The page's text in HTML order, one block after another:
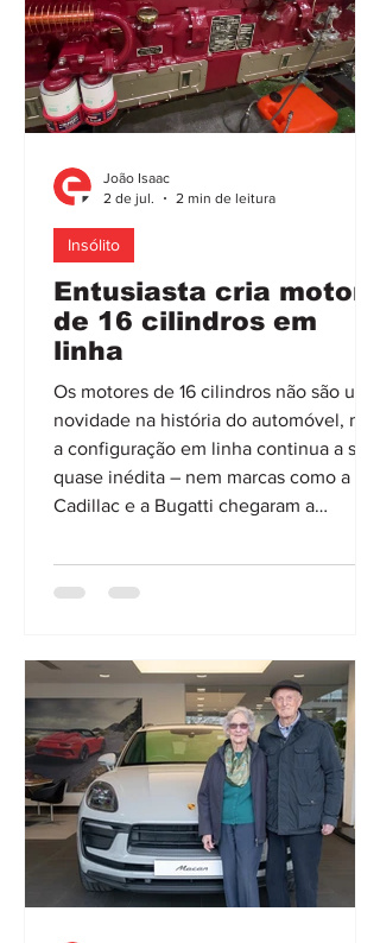
Entusiasta cria motor
de 16 cilindros em
linha
Os motores de 16 cilindros não são uma
novidade na história do automóvel, mas
a configuração em linha continua a ser
quase inédita – nem marcas como a
Cadillac e a Bugatti chegaram a
durante décadas, diversos fabricantes
fizeram este tipo de unidades tanto
Romeo, Auto Union, Cadillac e Bugatti,
que apostaram em arquiteturas em V e
em W, que são mais compactas e
viáveis do
Insólito
João Isaac
2 de jul.
2 min de leitura